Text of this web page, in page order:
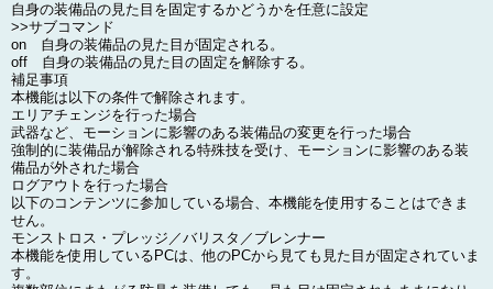
自身の装備品の見た目を固定するかどうかを任意に設定
>>サブコマンド
on 自身の装備品の見た目が固定される。
off 自身の装備品の見た目の固定を解除する。
補足事項
本機能は以下の条件で解除されます。
エリアチェンジを行った場合
武器など、モーションに影響のある装備品の変更を行った場合
強制的に装備品が解除される特殊技を受け、モーションに影響のある装
備品が外された場合
ログアウトを行った場合
以下のコンテンツに参加している場合、本機能を使用することはできま
せん。
モンストロス・プレッジ／バリスタ／ブレンナー
本機能を使用しているPCは、他のPCから見ても見た目が固定されていま
す。